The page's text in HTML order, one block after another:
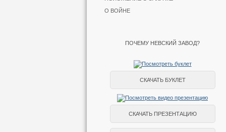
О ВОЙНЕ
ПОЧЕМУ НЕВСКИЙ ЗАВОД?
СКАЧАТЬ БУКЛЕТ
СКАЧАТЬ ПРЕЗЕНТАЦИЮ